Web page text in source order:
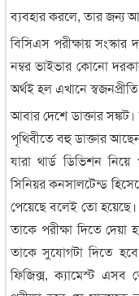
ব্যবহার করলে, তার জন্য
বিসিএস পরীক্ষায়
নম্বর ভাইভার কোনো
অর্থই হল এখানে
আবার দেশে ডাক্তার
পৃথিবীতে বহু ডাক্তার
যারা থার্ড ডিভিশন
সিনিয়র কনসালটেন্ড
পেয়েছে বলেই তো
তাকে পরীক্ষা দিতে দেয়া
তাকে সুযোগটা দিতে
ফিজিক্স, ক্যামেস্ট